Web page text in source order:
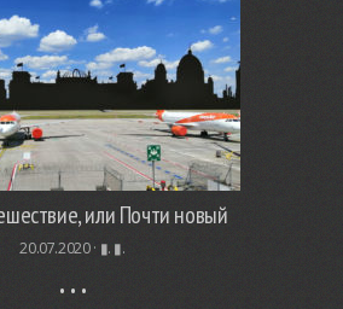
или Почти новый
20.07.2020 · ▮. ▮.